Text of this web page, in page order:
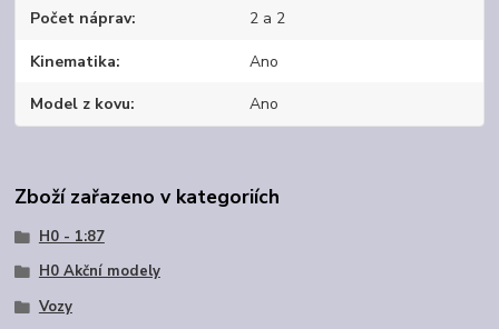
Počet náprav 2 a 2
Kinematika Ano
Model z kovu Ano
Zboží zařazeno v kategoriích
H0 - 1:87
H0 Akční modely
Vozy